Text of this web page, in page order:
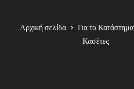
Αρχική σελίδα Για το Κατάστημα
Κασέτες